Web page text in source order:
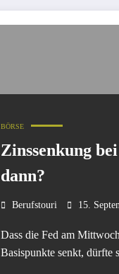
BÖRSE
Zinssenkung
dann?
Berufstouri 15.
Dass die Fed am
Basispunkte senkt, dürfte